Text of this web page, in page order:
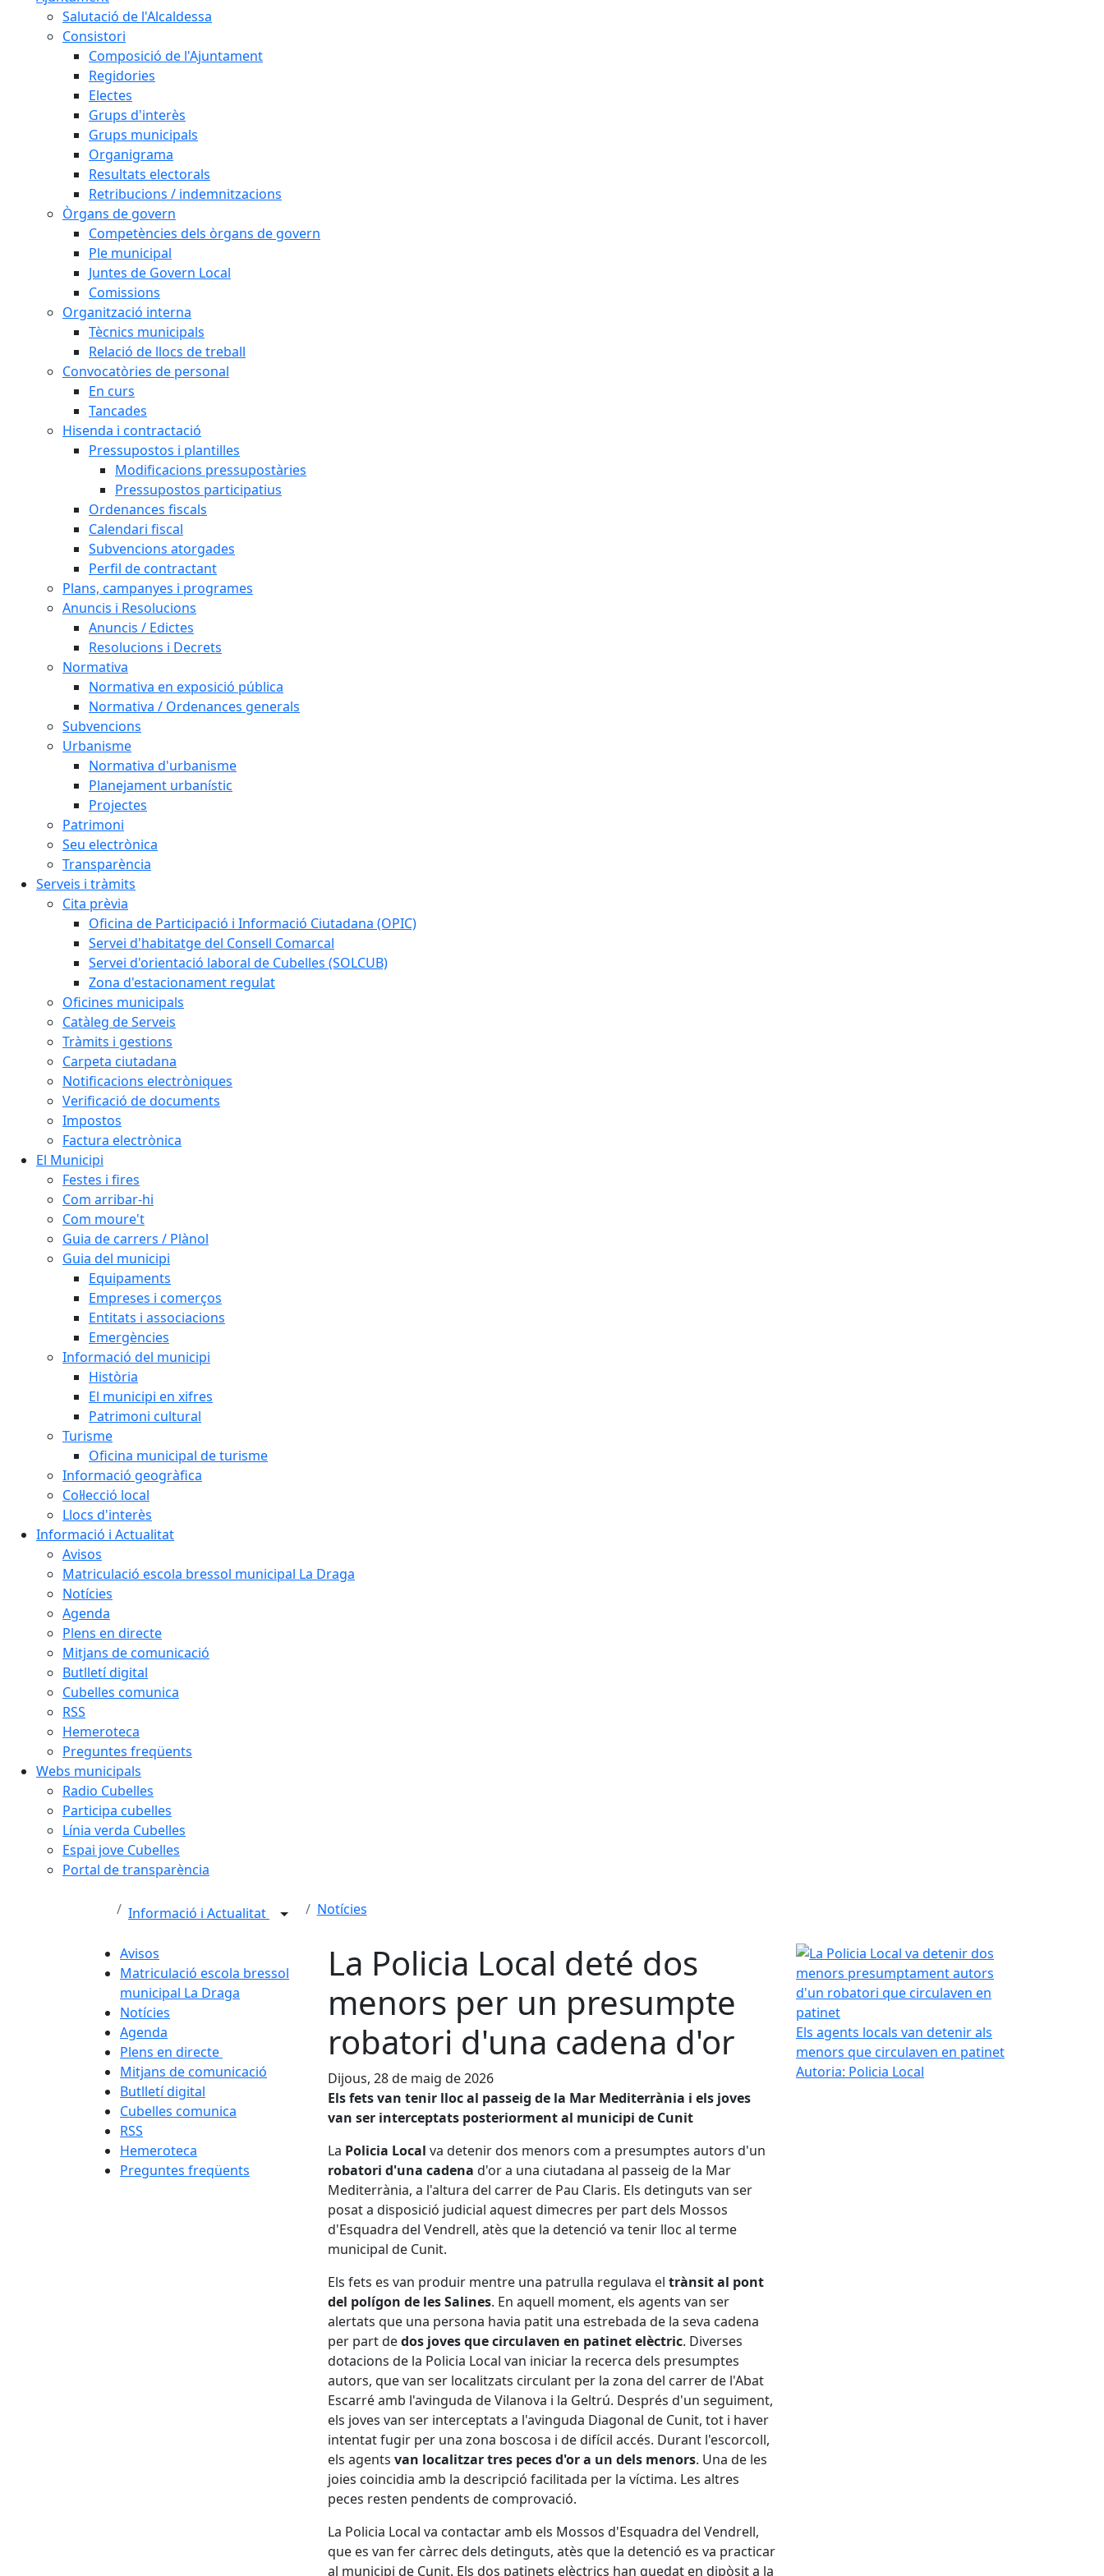
Salutació de l'Alcaldessa
Consistori
Composició de l'Ajuntament
Regidories
Electes
Grups d'interès
Grups municipals
Organigrama
Resultats electorals
Retribucions / indemnitzacions
Òrgans de govern
Competències dels òrgans de govern
Ple municipal
Juntes de Govern Local
Comissions
Organització interna
Tècnics municipals
Relació de llocs de treball
Convocatòries de personal
En curs
Tancades
Hisenda i contractació
Pressupostos i plantilles
Modificacions pressupostàries
Pressupostos participatius
Ordenances fiscals
Calendari fiscal
Subvencions atorgades
Perfil de contractant
Plans, campanyes i programes
Anuncis i Resolucions
Anuncis / Edictes
Resolucions i Decrets
Normativa
Normativa en exposició pública
Normativa / Ordenances generals
Subvencions
Urbanisme
Normativa d'urbanisme
Planejament urbanístic
Projectes
Patrimoni
Seu electrònica
Transparència
Serveis i tràmits
Cita prèvia
Oficina de Participació i Informació Ciutadana (OPIC)
Servei d'habitatge del Consell Comarcal
Servei d'orientació laboral de Cubelles (SOLCUB)
Zona d'estacionament regulat
Oficines municipals
Catàleg de Serveis
Tràmits i gestions
Carpeta ciutadana
Notificacions electròniques
Verificació de documents
Impostos
Factura electrònica
El Municipi
Festes i fires
Com arribar-hi
Com moure't
Guia de carrers / Plànol
Guia del municipi
Equipaments
Empreses i comerços
Entitats i associacions
Emergències
Informació del municipi
Història
El municipi en xifres
Patrimoni cultural
Turisme
Oficina municipal de turisme
Informació geogràfica
Col·lecció local
Llocs d'interès
Informació i Actualitat
Avisos
Matriculació escola bressol municipal La Draga
Notícies
Agenda
Plens en directe
Mitjans de comunicació
Butlletí digital
Cubelles comunica
RSS
Hemeroteca
Preguntes freqüents
Webs municipals
Radio Cubelles
Participa cubelles
Línia verda Cubelles
Espai jove Cubelles
Portal de transparència
Informació i Actualitat Notícies
Avisos
Matriculació escola bressol
municipal La Draga
Notícies
Agenda
Plens en directe
Mitjans de comunicació
Butlletí digital
Cubelles comunica
RSS
Hemeroteca
Preguntes freqüents
La Policia Local deté dos
menors per un presumpte
robatori d'una cadena d'or
Dijous, 28 de maig de 2026
Els fets van tenir lloc al passeig de la Mar Mediterrània i els joves
van ser interceptats posteriorment al municipi de Cunit
La Policia Local va detenir dos menors com a presumptes autors d'un
robatori d'una cadena d'or a una ciutadana al passeig de la Mar
Mediterrània, a l'altura del carrer de Pau Claris. Els detinguts van ser
posat a disposició judicial aquest dimecres per part dels Mossos
d'Esquadra del Vendrell, atès que la detenció va tenir lloc al terme
municipal de Cunit.
Els fets es van produir mentre una patrulla regulava el trànsit al pont
del polígon de les Salines. En aquell moment, els agents van ser
alertats que una persona havia patit una estrebada de la seva cadena
per part dedos joves que circulaven en patinet elèctric. Diverses
dotacions de la Policia Local van iniciar la recerca dels presumptes
autors, que van ser localitzats circulant per la zona del carrer de l'Abat
Escarré amb l'avinguda de Vilanova i la Geltrú. Després d'un seguiment,
els joves van ser interceptats a l'avinguda Diagonal de Cunit, tot i haver
intentat fugir per una zona boscosa i de difícil accés. Durant l'escorcoll,
els agents van localitzar tres peces d'or a un dels menors. Una de les
joies coincidia amb la descripció facilitada per la víctima. Les altres
peces resten pendents de comprovació.
La Policia Local va contactar amb els Mossos d'Esquadra del Vendrell,
que es van fer càrrec dels detinguts, atès que la detenció es va practicar
al municipi de Cunit. Els dos patinets elèctrics han quedat en dipòsit a la
La Policia Local va detenir dos menors
Els agents locals van detenir als
menors que circulaven en patinet
Autoria: Policia Local